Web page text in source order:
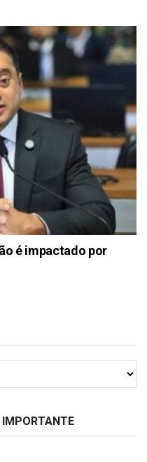
é impactado por
IMPORTANTE